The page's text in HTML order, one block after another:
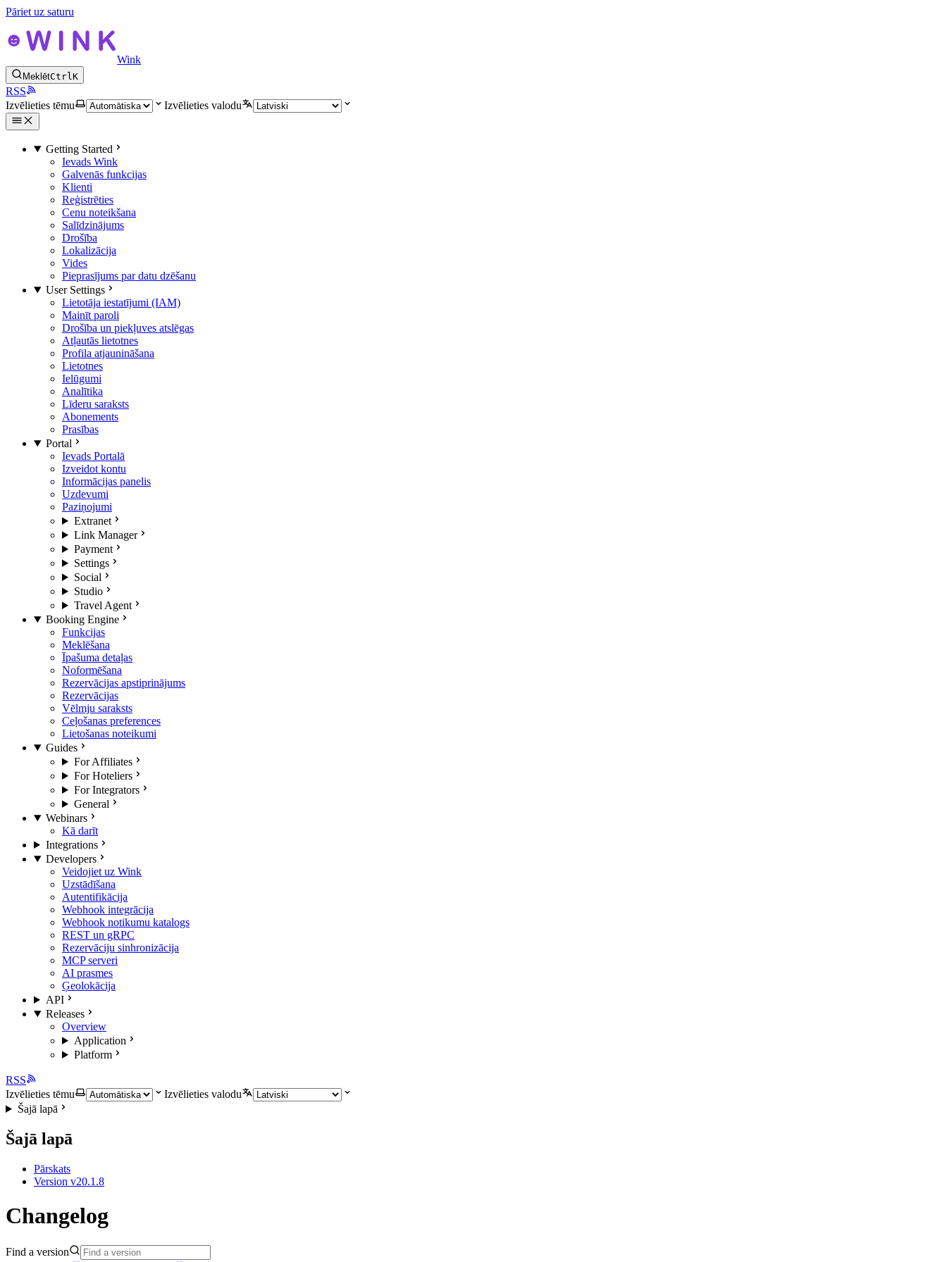
Pāriet uz saturu
Wink
MeklētCtrlK
RSS
Izvēlieties tēmu
Izvēlieties valodu
Getting Started
Ievads Wink
Galvenās funkcijas
Klienti
Reģistrēties
Cenu noteikšana
Salīdzinājums
Drošība
Lokalizācija
Vides
Pieprasījums par datu dzēšanu
User Settings
Lietotāja iestatījumi (IAM)
Mainīt paroli
Drošība un piekļuves atslēgas
Atļautās lietotnes
Profila atjaunināšana
Lietotnes
Ielūgumi
Analītika
Līderu saraksts
Abonements
Prasības
Portal
Ievads Portalā
Izveidot kontu
Informācijas panelis
Uzdevumi
Paziņojumi
Extranet
Link Manager
Payment
Settings
Social
Studio
Travel Agent
Booking Engine
Funkcijas
Meklēšana
Īpašuma detaļas
Noformēšana
Rezervācijas apstiprinājums
Rezervācijas
Vēlmju saraksts
Ceļošanas preferences
Lietošanas noteikumi
Guides
For Affiliates
For Hoteliers
For Integrators
General
Webinars
Kā darīt
Integrations
Developers
Veidojiet uz Wink
Uzstādīšana
Autentifikācija
Webhook integrācija
Webhook notikumu katalogs
REST un gRPC
Rezervāciju sinhronizācija
MCP serveri
AI prasmes
Ģeolokācija
API
Releases
Overview
Application
Platform
RSS
Izvēlieties tēmu
Izvēlieties valodu
Šajā lapā
Šajā lapā
Pārskats
Version v20.1.8
Changelog
Find a version